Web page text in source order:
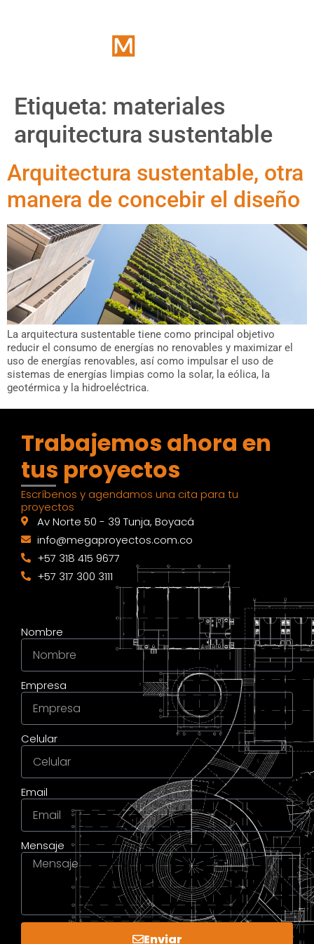
Etiqueta: materiales
arquitectura sustentable
Arquitectura sustentable, otra
manera de concebir el diseño
La arquitectura sustentable tiene como principal objetivo
reducir el consumo de energías no renovables y maximizar el
uso de energías renovables, así como impulsar el uso de
sistemas de energías limpias como la solar, la eólica, la
geotérmica y la hidroeléctrica.
Nombre
Empresa
Celular
Email
Mensaje
Enviar
Trabajemos ahora en
tus proyectos
Escríbenos y agendamos una cita para tu
proyectos
Av Norte 50 - 39 Tunja, Boyacá
info@megaproyectos.com.co
+57 318 415 9677
+57 317 300 3111